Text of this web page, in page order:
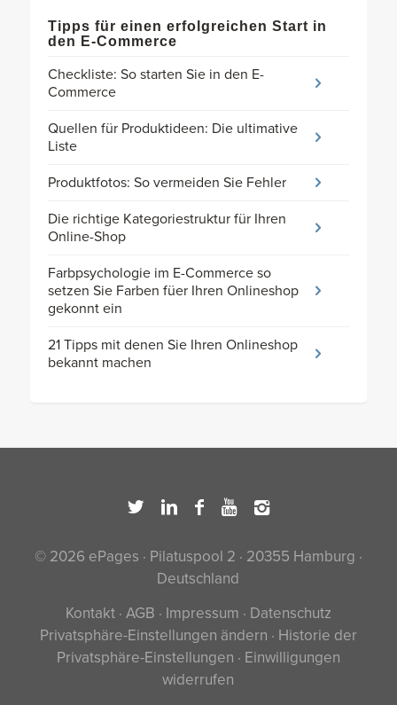
Tipps für einen erfolgreichen Start in
den E-Commerce
Checkliste: So starten Sie in den E-
Commerce
Quellen für Produktideen: Die ultimative
Liste
Produktfotos: So vermeiden Sie Fehler
Die richtige Kategoriestruktur für Ihren
Online-Shop
Farbpsychologie im E-Commerce so
setzen Sie Farben füer Ihren Onlineshop
gekonnt ein
21 Tipps mit denen Sie Ihren Onlineshop
bekannt machen
© 2026 ePages · Pilatuspool 2 · 20355 Hamburg ·
Deutschland
Kontakt· AGB · Impressum · Datenschutz
Privatsphäre-Einstellungen ändern · Historie der
Privatsphäre-Einstellungen · Einwilligungen
widerrufen